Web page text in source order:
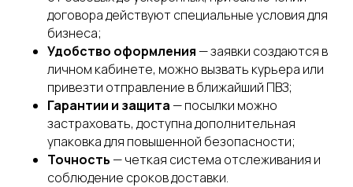
договора действуют специальные условия для
бизнеса;
Удобство оформления — заявки создаются в
личном кабинете, можно вызвать курьера или
привезти отправление в ближайший ПВЗ;
Гарантии и защита — посылки можно
застраховать, доступна дополнительная
упаковка для повышенной безопасности;
Точность — четкая система отслеживания и
соблюдение сроков доставки.